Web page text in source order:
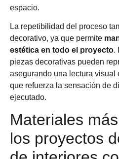
espacio.
La repetibilidad del proceso
decorativo, ya que permite
estética en todo el proyecto.
piezas decorativas pueden
asegurando una lectura visual
que refuerza la sensación de
ejecutado.
Materiales
los proyectos